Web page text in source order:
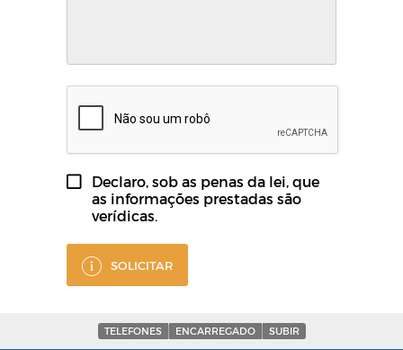
Declaro, sob as penas da lei, que
as informações prestadas são
verídicas.
SOLICITAR
TELEFONES ENCARREGADO SUBIR